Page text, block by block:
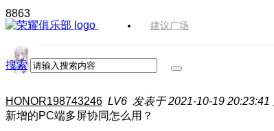
建议广场
搜索
8863
HONOR198743246 LV6 发表于 2021-10-19 20:23:41
新增的PC端多屏协同怎么用？